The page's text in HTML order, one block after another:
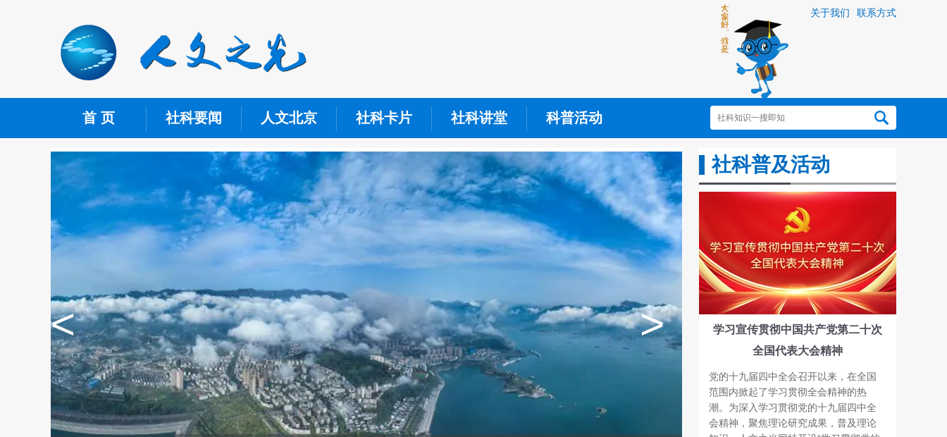
关于我们 联系方式
首 页 社科要闻 人文北京 社科卡片 社科讲堂 科普活动
< >
社科普及活动
学习宣传贯彻中国共产党第二十次
全国代表大会精神
党的十九届四中全会召开以来，在全国
范围内掀起了学习贯彻全会精神的热
潮。为深入学习贯彻党的十九届四中全
会精神，聚焦理论研究成果，普及理论